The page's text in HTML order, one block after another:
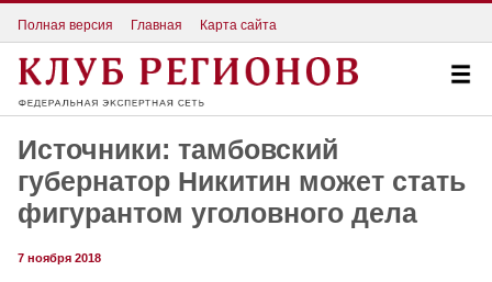
Полная версия Главная Карта сайта
Источники: тамбовский
губернатор Никитин может стать
фигурантом уголовного дела
7 ноября 2018